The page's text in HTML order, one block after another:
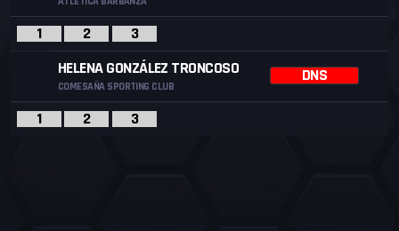
1 2
3
HELENA GONZÁLEZ TRONCOSO
COMESAÑA SPORTING CLUB
DNS
1 2 3